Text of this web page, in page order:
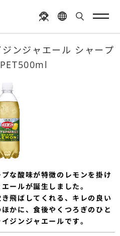
ンジャエール シャープ
な酸味が特徴のレモンを掛け
ールが誕生しました。
飛ばしてくれる、キレの良い
かに、食後やくつろぎのひと
ジンジャエールです。